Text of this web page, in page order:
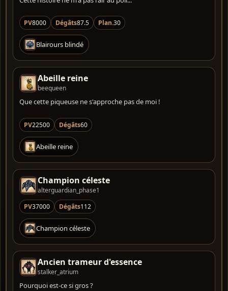
PV8000 Dégâts87.5 Plan.30
Blairours blindé
Abeille reine
beequeen
Que cette piqueuse ne s'approche pas de moi !
PV22500 Dégâts60
Abeille reine
Champion céleste
alterguardian_phase1
PV37000 Dégâts112
Champion céleste
Ancien trameur d'essence
stalker_atrium
Pourquoi est-ce si gros ?